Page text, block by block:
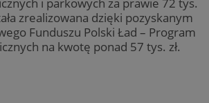
zrealizowana dzięki pozyskanym
Funduszu Polski Ład – Program
na kwotę ponad 57 tys. zł.